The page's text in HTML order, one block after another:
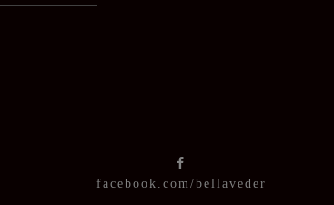
facebook.com/bellaveder